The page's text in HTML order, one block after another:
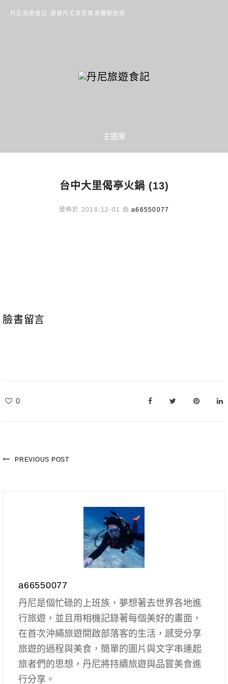
丹尼旅遊食記-跟著丹尼享受美食體驗旅遊
主選單
台中大里偈亭火鍋 (13)
發佈於 2018-12-01 由 a66550077
臉書留言
0
PREVIOUS POST
a66550077
丹尼是個忙碌的上班族，夢想著去世界各地進
行旅遊，並且用相機記錄著每個美好的畫面，
在首次沖繩旅遊開啟部落客的生活，感受分享
旅遊的過程與美食，簡單的圖片與文字串連起
旅者們的思想，丹尼將持續旅遊與品嘗美食進
行分享。